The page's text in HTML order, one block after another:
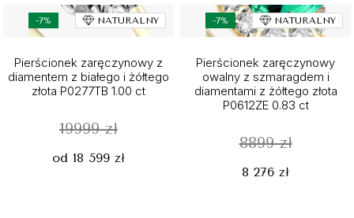
-7% NATURALNY
Pierścionek zaręczynowy z
diamentem z białego i żółtego
złota P0277TB 1.00 ct
19999 zł
od 18 599 zł
-7% NATURALNY
Pierścionek zaręczynowy
owalny z szmaragdem i
diamentami z żółtego złota
P0612ZE 0.83 ct
8899 zł
8 276 zł